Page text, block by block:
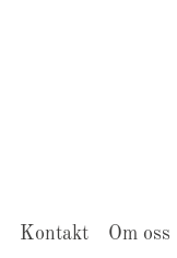
Kontakt Om oss